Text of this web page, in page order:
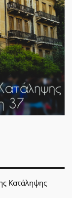
Κατάληψης